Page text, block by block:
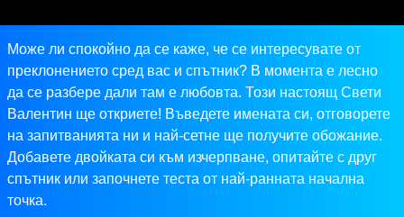
Може ли спокойно да се каже, че се интересувате от
преклонението сред вас и спътник? В момента е лесно
да се разбере дали там е любовта. Този настоящ Свети
Валентин ще откриете! Въведете имената си, отговорете
на запитванията ни и най-сетне ще получите обожание.
Добавете двойката си към изчерпване, опитайте с друг
спътник или започнете теста от най-ранната начална
точка.